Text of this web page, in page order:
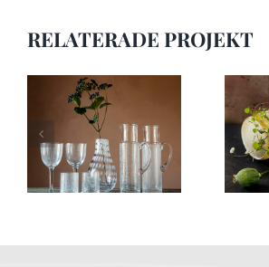
RELATERADE PROJEKT
kontakt7